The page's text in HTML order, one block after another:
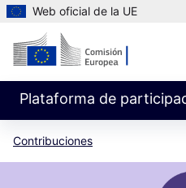
Web oficial de la UE
Plataforma de
Contribuciones